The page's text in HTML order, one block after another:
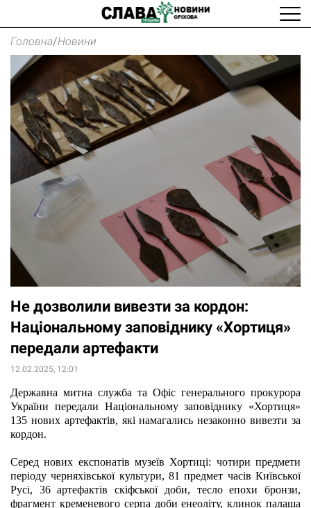
Головна/Новини
Не дозволили вивезти за кордон:
Національному заповіднику «Хортиця»
передали артефакти
12.02.2025, 12:01
Державна митна служба та Офіс генерального прокурора
України передали Національному заповіднику «Хортиця»
135 нових артефактів, які намагались незаконно вивезти за
кордон.
Серед нових експонатів музеїв Хортиці: чотири предмети
періоду черняхівської культури, 81 предмет часів Київської
Русі, 36 артефактів скіфської доби, тесло епохи бронзи,
фрагмент кременевого серпа доби енеоліту, клинок палаша